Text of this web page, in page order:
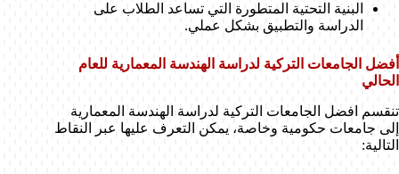
البنية التحتية المتطورة التي تساعد الطلاب على
الدراسة والتطبيق بشكل عملي.
أفضل الجامعات التركية لدراسة الهندسة المعمارية للعام
الحالي
تنقسم افضل الجامعات التركية لدراسة الهندسة المعمارية
إلى جامعات حكومية وخاصة، يمكن التعرف عليها عبر النقاط
التالية: